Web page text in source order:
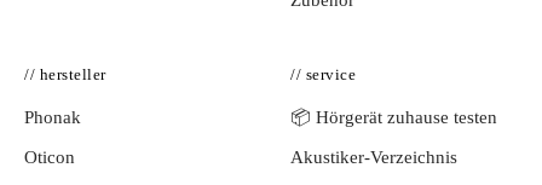
// hersteller
Phonak
Oticon
// service
📦 Hörgerät zuhause testen
Akustiker-Verzeichnis